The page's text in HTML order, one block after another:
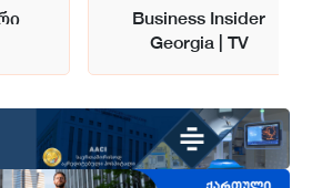
Business Insider
Georgia | TV